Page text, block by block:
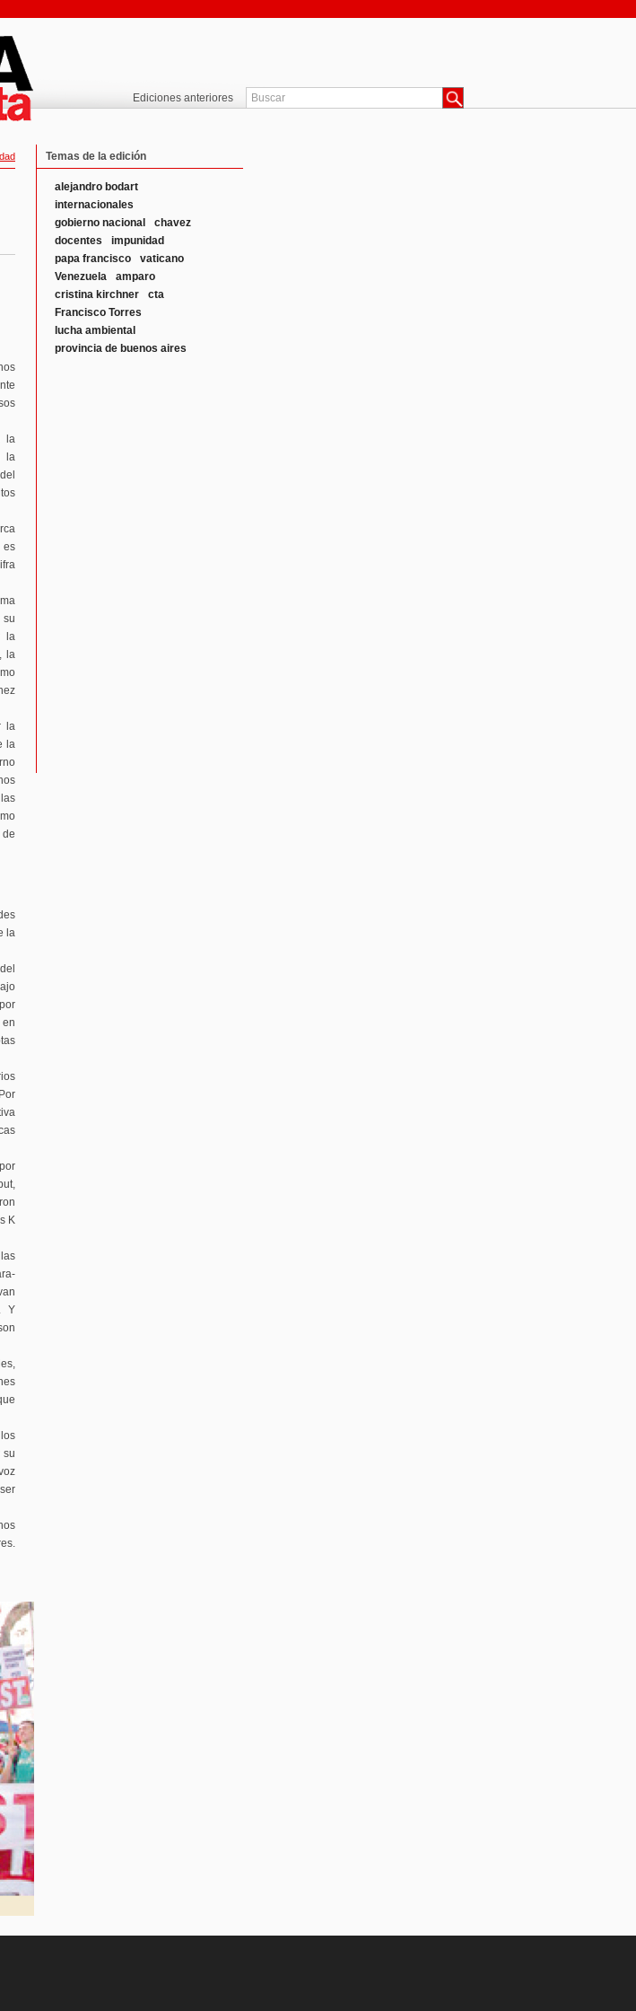
Ediciones anteriores
la
la
es
su
la
la
la
la
la
K
Y
su
Temas de la edición
alejandro bodart
internacionales
gobierno nacional
chavez
docentes
impunidad
papa francisco
vaticano
Venezuela
amparo
cristina kirchner
cta
Francisco Torres
lucha ambiental
provincia de buenos aires